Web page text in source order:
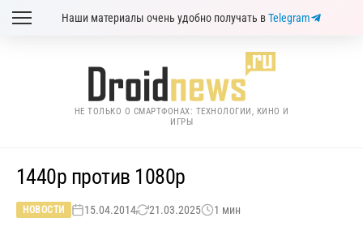
Наши материалы очень удобно получать вTelegram
НЕ ТОЛЬКО О СМАРТФОНАХ: ТЕХНОЛОГИИ, КИНО И
ИГРЫ
1440p против 1080p
НОВОСТИ 15.04.2014 21.03.2025 1 мин